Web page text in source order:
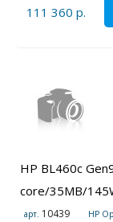
111 360 р.
HP BL460c
core/35MB/
арт. 10439 HP